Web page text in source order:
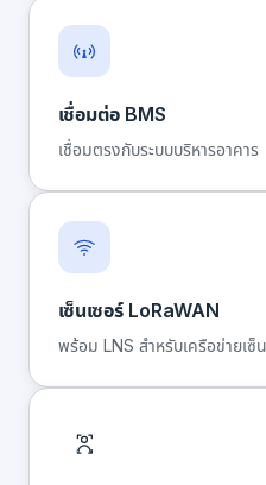
เชื่อมต่อ BMS
เชื่อมตรงกับระบบบริหารอาคาร
เซ็นเซอร์ LoRaWAN
พร้อม LNS สำหรับเครือข่ายเ